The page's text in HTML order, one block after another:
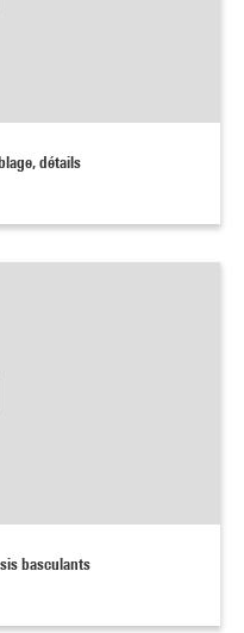
détails
basculants